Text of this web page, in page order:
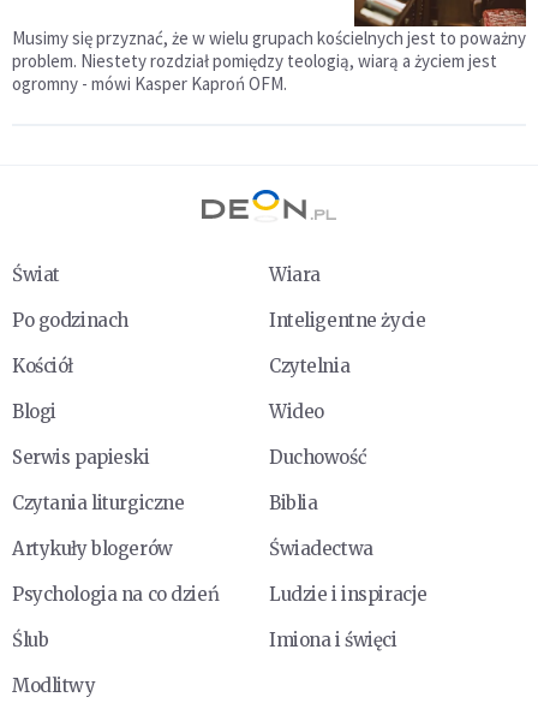
Musimy się przyznać, że w wielu grupach kościelnych jest to poważny
problem. Niestety rozdział pomiędzy teologią, wiarą a życiem jest
ogromny - mówi Kasper Kaproń OFM.
Świat
Wiara
Po godzinach
Inteligentne życie
Kościół
Czytelnia
Blogi
Wideo
Serwis papieski
Duchowość
Czytania liturgiczne
Biblia
Artykuły blogerów
Świadectwa
Psychologia na co dzień
Ludzie i inspiracje
Ślub
Imiona i święci
Modlitwy